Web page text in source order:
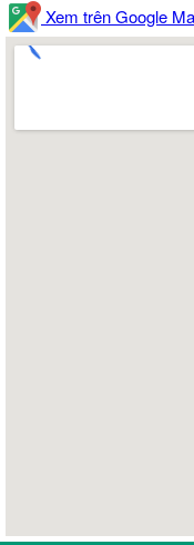
Xem trên Google